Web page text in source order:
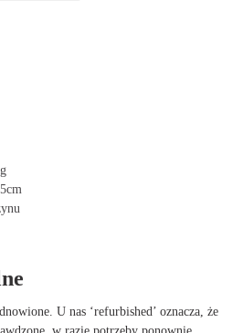
Aeron Titanium
średniego wzrostu – Komfort
– Zapobiega nagrzewaniu się i wspiera
U nas ‘refurbished’ oznacza, że